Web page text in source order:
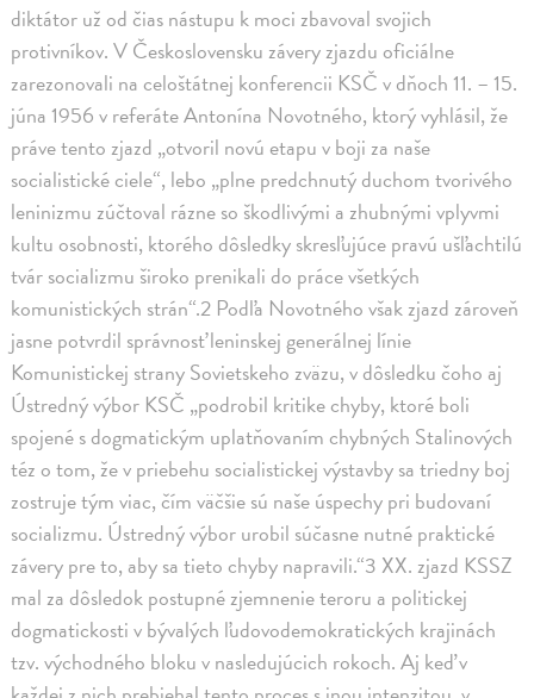
diktátor už od čias nástupu k moci zbavoval svojich
protivníkov. V Československu závery zjazdu oficiálne
zarezonovali na celoštátnej konferencii KSČ v dňoch 11. – 15.
júna 1956 v referáte Antonína Novotného, ktorý vyhlásil, že
práve tento zjazd „otvoril novú etapu v boji za naše
socialistické ciele“, lebo „plne predchnutý duchom tvorivého
leninizmu zúčtoval rázne so škodlivými a zhubnými vplyvmi
kultu osobnosti, ktorého dôsledky skresľujúce pravú ušľachtilú
tvár socializmu široko prenikali do práce všetkých
komunistických strán“.2 Podľa Novotného však zjazd zároveň
jasne potvrdil správnosť leninskej generálnej línie
Komunistickej strany Sovietskeho zväzu, v dôsledku čoho aj
Ústredný výbor KSČ „podrobil kritike chyby, ktoré boli
spojené s dogmatickým uplatňovaním chybných Stalinových
téz o tom, že v priebehu socialistickej výstavby sa triedny boj
zostruje tým viac, čím väčšie sú naše úspechy pri budovaní
socializmu. Ústredný výbor urobil súčasne nutné praktické
závery pre to, aby sa tieto chyby napravili.“3 XX. zjazd KSSZ
mal za dôsledok postupné zjemnenie teroru a politickej
dogmatickosti v bývalých ľudovodemokratických krajinách
tzv. východného bloku v nasledujúcich rokoch. Aj keď v